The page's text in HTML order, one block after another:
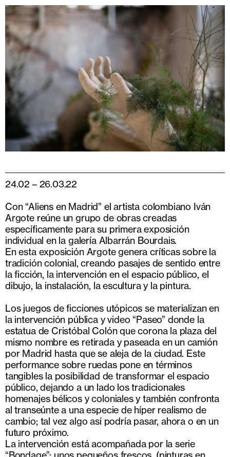
24.02 – 26.03.22
Con “Aliens en Madrid” el artista colombiano Iván
Argote reúne un grupo de obras creadas
específicamente para su primera exposición
individual en la galería Albarrán Bourdais.
En esta exposición Argote genera críticas sobre la
tradición colonial, creando pasajes de sentido entre
la ficción, la intervención en el espacio público, el
dibujo, la instalación, la escultura y la pintura.
Los juegos de ficciones utópicos se materializan en
la intervención pública y video “Paseo” donde la
estatua de Cristóbal Colón que corona la plaza del
mismo nombre es retirada y paseada en un camión
por Madrid hasta que se aleja de la ciudad. Este
performance sobre ruedas pone en términos
tangibles la posibilidad de transformar el espacio
público, dejando a un lado los tradicionales
homenajes bélicos y coloniales y también confronta
al transeúnte a una especie de híper realismo de
cambio; tal vez algo así podría pasar, ahora o en un
futuro próximo.
La intervención está acompañada por la serie